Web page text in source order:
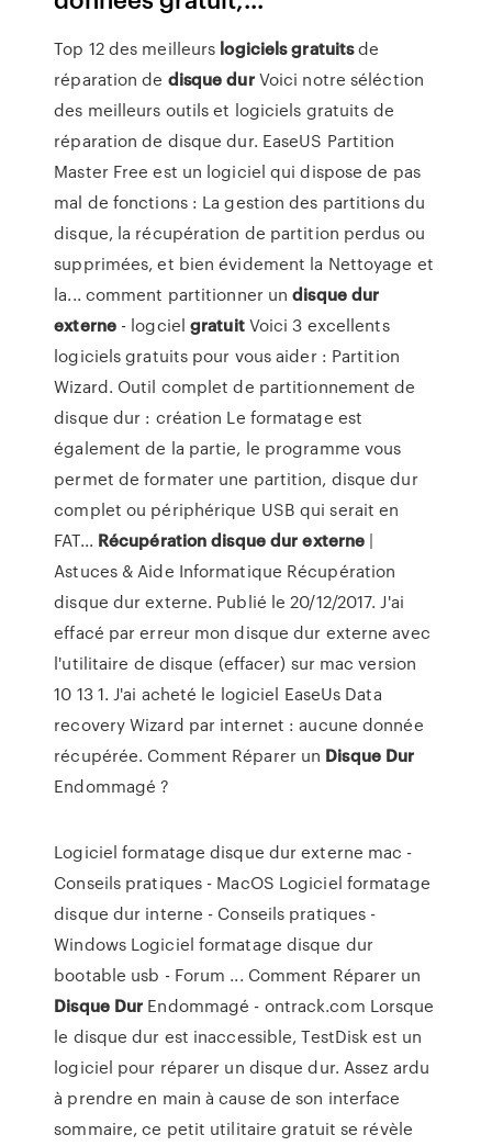
Top 12 des meilleurs logicielsgratuitsde
réparation de disque durVoici notre séléction
des meilleurs outils et logiciels gratuits de
réparation de disque dur. EaseUS Partition
Master Free est un logiciel qui dispose de pas
mal de fonctions : La gestion des partitions du
disque, la récupération de partition perdus ou
supprimées, et bien évidement la Nettoyage et
la... comment partitionner undisquedur
externe- logcielgratuitVoici 3 excellents
logiciels gratuits pour vous aider : Partition
Wizard. Outil complet de partitionnement de
disque dur : création Le formatage est
également de la partie, le programme vous
permet de formater une partition, disque dur
complet ou périphérique USB qui serait en
FAT... Récupération disquedur externe |
Astuces & Aide Informatique Récupération
disque dur externe. Publié le 20/12/2017. J'ai
effacé par erreur mon disque dur externe avec
l'utilitaire de disque (effacer) sur mac version
10 13 1. J'ai acheté le logiciel EaseUs Data
recovery Wizard par internet : aucune donnée
récupérée. Comment Réparer un Disque Dur
Endommagé ?
Logiciel formatage disque dur externe mac -
Conseils pratiques - MacOS Logiciel formatage
disque dur interne - Conseils pratiques -
Windows Logiciel formatage disque dur
bootable usb - Forum ... Comment Réparer un
Disque Dur Endommagé - ontrack.com Lorsque
le disque dur est inaccessible, TestDisk est un
logiciel pour réparer un disque dur. Assez ardu
à prendre en main à cause de son interface
sommaire, ce petit utilitaire gratuit se révèle